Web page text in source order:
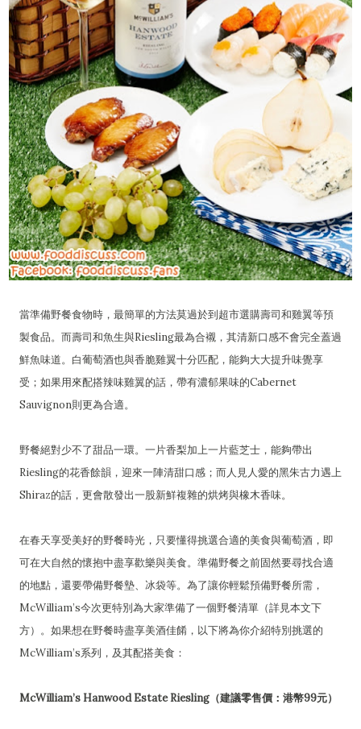
當準備野餐食物時，最簡單的方法莫過於到超市選購壽司和雞翼等預
製食品。而壽司和魚生與Riesling最為合襯，其清新口感不會完全蓋過
鮮魚味道。白葡萄酒也與香脆雞翼十分匹配，能夠大大提升味覺享
受；如果用來配搭辣味雞翼的話，帶有濃郁果味的Cabernet
Sauvignon則更為合適。
野餐絕對少不了甜品一環。一片香梨加上一片藍芝士，能夠帶出
Riesling的花香餘韻，迎來一陣清甜口感；而人見人愛的黑朱古力遇上
Shiraz的話，更會散發出一股新鮮複雜的烘烤與橡木香味。
在春天享受美好的野餐時光，只要懂得挑選合適的美食與葡萄酒，即
可在大自然的懷抱中盡享歡樂與美食。準備野餐之前固然要尋找合適
的地點，還要帶備野餐墊、冰袋等。為了讓你輕鬆預備野餐所需，
McWilliam’s今次更特別為大家準備了一個野餐清單（詳見本文下
方）。如果想在野餐時盡享美酒佳餚，以下將為你介紹特別挑選的
McWilliam’s系列，及其配搭美食：
McWilliam’s Hanwood Estate Riesling（建議零售價：港幣99元）